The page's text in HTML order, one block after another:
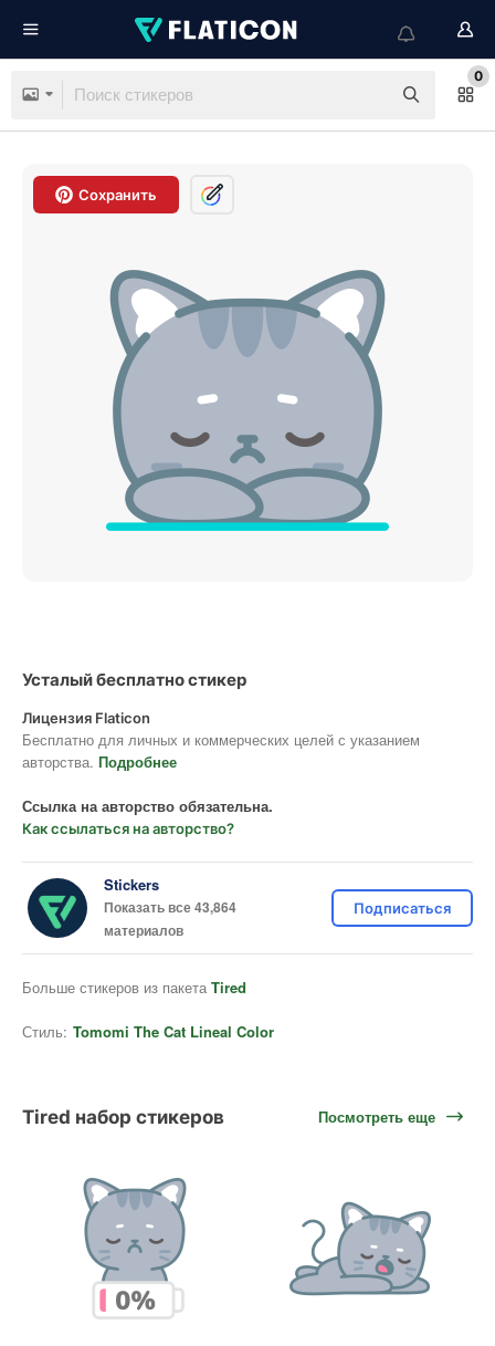
0
Сохранить
Усталый бесплатно стикер
Лицензия Flaticon
Бесплатно для личных и коммерческих целей с указанием
авторства. Подробнее
Ссылка на авторство обязательна.
Как ссылаться на авторство?
Stickers
Показать все 43,864
материалов
Подписаться
Больше стикеров из пакета Tired
Стиль: Tomomi The Cat Lineal Color
Tired набор стикеров Посмотреть еще